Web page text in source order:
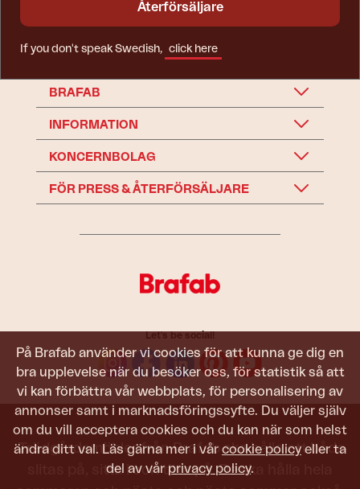
På Brafab använder vi cookies för att kunna ge dig en
bra upplevelse när du besöker oss, för statistik så att
vi kan förbättra vår webbplats, för personalisering av
annonser samt i marknadsföringssyfte. Du väljer själv
om du vill acceptera cookies och du kan när som helst
ändra ditt val. Läs gärna mer i vår cookie policy eller ta
del av vår privacy policy.
Återförsäljare
If you don't speak Swedish, click here
BRAFAB
INFORMATION
KONCERNBOLAG
FÖR PRESS & ÅTERFÖRSÄLJARE
Let's be social!
Trädgårdsmöbler från Brafab ska hålla att både
slitas på, sitta i och titta på. De ska hålla hela